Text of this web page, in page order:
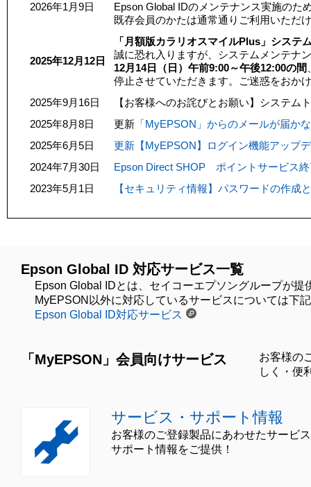
2026年1月9日
Epson Global IDのメンテナンス実施のた
既存会員のかたは通常通りご利用いただ
2025年12月12日
「月額版カラリオスマイルPlus」システ
誠に恐れ入りますが、システムメンテナ
12月14日（日）午前9:00～午後12:00の間
停止させていただきます。ご迷惑をおか
2025年9月16日
【お客様へのお詫びとお願い】システ
2025年8月8日
更新 「MyEPSON」からのメールが届か
2025年6月5日
更新【MyEPSON】ログイン機能アップ
2024年7月30日
Epson Direct SHOP ポイントサービス
2023年5月1日
【セキュリティ情報】パスワードの作成
Epson Global ID 対応サービス一覧
Epson Global IDとは、セイコーエプソングループが
MyEPSON以外に対応しているサービスについては下
Epson Global ID対応サービス
「MyEPSON」会員向けサービス
お客様の
しく・便
サービス・サポート情報
お客様のご登録製品にあわせたサービ
サポート情報をご提供！